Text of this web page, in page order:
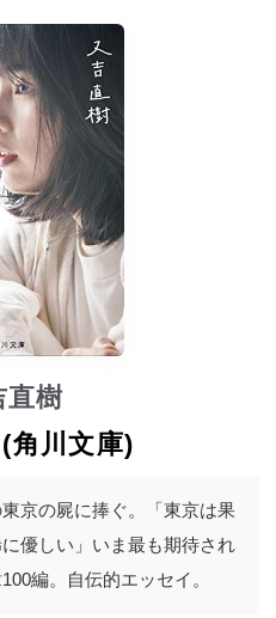
直樹
角川文庫)
京の屍に捧ぐ。「東京は果
優しい」いま最も期待され
編。自伝的エッセイ。